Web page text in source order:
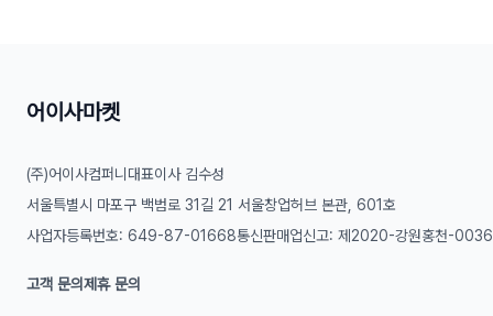
어이사마켓
(주)어이사컴퍼니 대표이사 김수성
서울특별시 마포구 백범로 31길 21 서울창업허브 본관, 601호
사업자등록번호: 649-87-01668통신판매업신고: 제2020-강원홍천-
고객 문의제휴 문의